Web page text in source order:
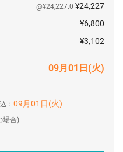
@¥24,227.0 ¥24,227
¥6,800
¥3,102
09月01日(火)
： 09月01日(火)
場合)